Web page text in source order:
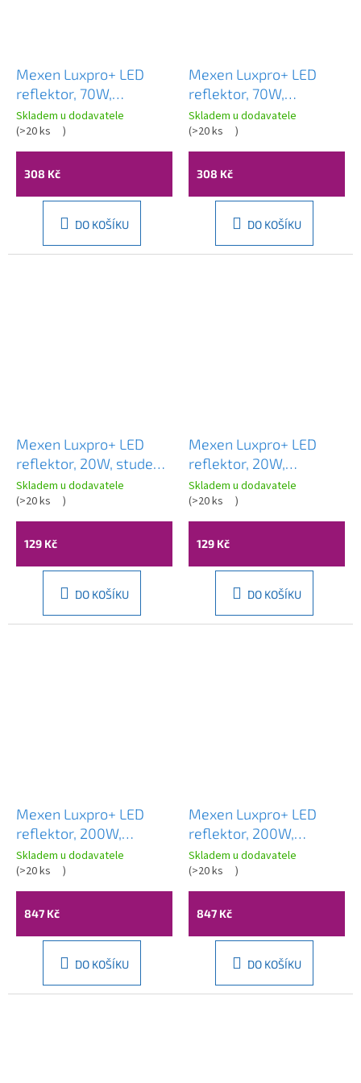
Mexen Luxpro+ LED
reflektor, 70W,
neutrální - 4000K, 7700
lm, černá - L231-070-
40-70
Skladem u dodavatele
(>20 ks )
308 Kč
DO KOŠÍKU
Mexen Luxpro+ LED
reflektor, 70W,
neutrální - 4000K, 7700
lm, bílá - L231-070-40-
20
Skladem u dodavatele
(>20 ks )
308 Kč
DO KOŠÍKU
Mexen Luxpro+ LED
reflektor, 20W, studená
- 6500K, 2200 lm, bílá -
L231-020-65-20
Skladem u dodavatele
(>20 ks )
129 Kč
DO KOŠÍKU
Mexen Luxpro+ LED
reflektor, 20W,
neutrální - 4000K, 2200
lm, bílá - L231-020-40-
20
Skladem u dodavatele
(>20 ks )
129 Kč
DO KOŠÍKU
Mexen Luxpro+ LED
reflektor, 200W,
studená - 6500K,
22000 lm, černá - L231-
200-65-70
Skladem u dodavatele
(>20 ks )
847 Kč
DO KOŠÍKU
Mexen Luxpro+ LED
reflektor, 200W,
neutrální - 4000K,
22000 lm, černá - L231-
200-40-70
Skladem u dodavatele
(>20 ks )
847 Kč
DO KOŠÍKU